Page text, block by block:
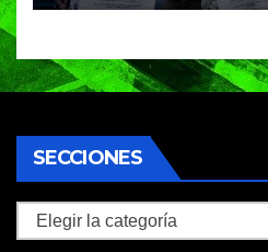
plantel
SECCIONES
Secciones